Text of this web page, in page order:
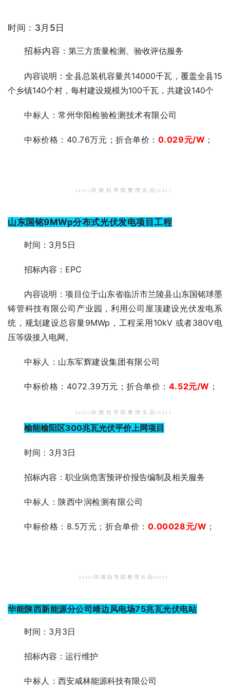
时间：3月5日
招标内容 ：第三方质量检测、验收评估服务
内容说明：全县总装机容量共14000千瓦，覆盖全县15
个乡镇140个村，每村建设规模为100千瓦，共建设140个
中标人：常州华阳检验检测技术有限公司
中标价格 ： 40.76万元；折合单价： 0.029元/W ；
>>>>>坎 德 拉 学 院 整 理 出 品<<<<<
山东国铭9MWp分布式光伏发电项目工程
时间：3月5日
招标内容：EPC
内容说明：项目位于山东省临沂市兰陵县山东国铭球墨
铸管科技有限公司产业园，利用公司屋顶建设光伏发电系
统，规划建设总容量9MWp，工程采用10kV 或者380V电
压等级接入电网。
中标人： 山东军辉建设集团有限公司
中标价格 ： 4072.39万元；折合单价： 4.52元/W ；
>>>>>坎 德 拉 学 院 整 理 出 品<<<<<
榆能榆阳区300兆瓦光伏平价上网项目
时间：3月3日
招标内容：职业病危害预评价报告编制及相关服务
中标人： 陕西中润检测有限公司
中标价格：8.5万元；折合单价： 0.00028元/W ；
>>>>>坎 德 拉 学 院 整 理 出 品<<<<<
华能陕西新能源分公司靖边风电场75兆瓦光伏电站
时间：3月3日
招标内容：运行维护
中标人：西安咸林能源科技有限公司